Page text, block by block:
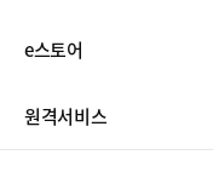
e스토어
원격서비스